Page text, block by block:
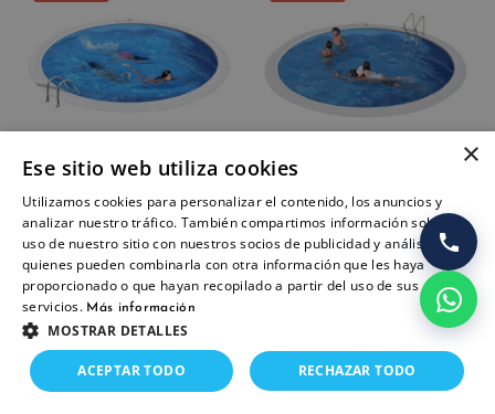
Piscina enterrada
Madagascar circular de
GRE
2.839€
Piscina Moorea circular
de GRE
3.099€
×
Ese sitio web utiliza cookies
Utilizamos cookies para personalizar el contenido, los anuncios y
analizar nuestro tráfico. También compartimos información sobre su
uso de nuestro sitio con nuestros socios de publicidad y análisis,
quienes pueden combinarla con otra información que les haya
proporcionado o que hayan recopilado a partir del uso de sus
servicios. Más información
MOSTRAR DETALLES
ACEPTAR TODO RECHAZAR TODO